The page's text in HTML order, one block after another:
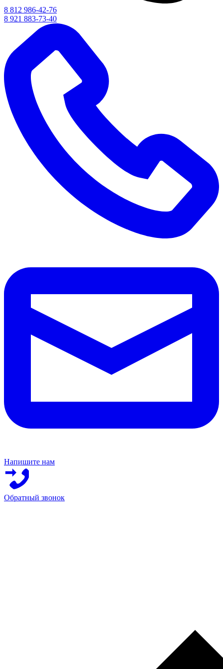
8 812 986-42-76
8 921 883-73-40
Напишите нам
Обратный звонок